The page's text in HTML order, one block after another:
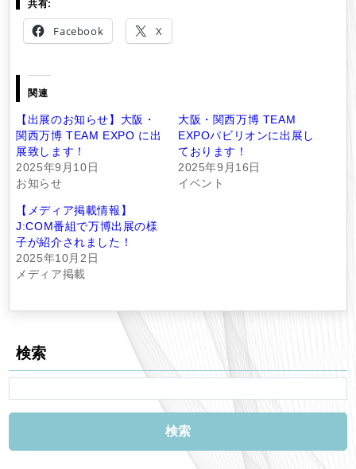
共有:
Facebook X
関連
【出展のお知らせ】大阪・
関西万博 TEAM EXPO に出
展致します！
2025年9月10日
お知らせ
大阪・関西万博 TEAM
EXPOパビリオンに出展し
ております！
2025年9月16日
イベント
【メディア掲載情報】
J:COM番組で万博出展の様
子が紹介されました！
2025年10月2日
メディア掲載
検索